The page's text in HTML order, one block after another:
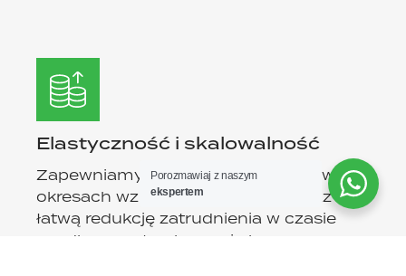
Elastyczność i skalowalność
Zapewniamy dodatkowy personel w
okresach wzmożonej produkcji oraz
łatwą redukcję zatrudnienia w czasie
spadku zapotrzebowania bez
Porozmawiaj z naszym
ekspertem